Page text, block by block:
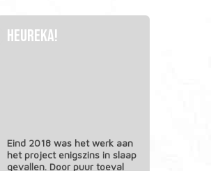
Heureka!
Eind 2018 was het werk aan
het project enigszins in slaap
gevallen. Door puur toeval